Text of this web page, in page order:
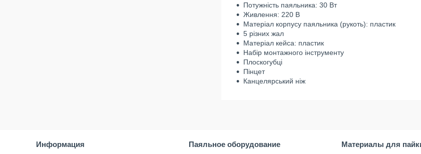
Потужність паяльника: 30 Вт
Живлення: 220 В
Матеріал корпусу паяльника (рукоть): пластик
5 різних жал
Матеріал кейса: пластик
Набір монтажного інструменту
Плоскогубці
Пінцет
Канцелярський ніж
Информация Паяльное оборудование Материалы для